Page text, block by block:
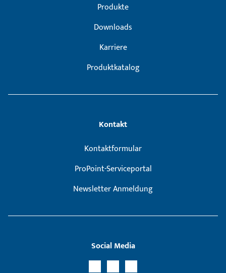
Produkte
Downloads
Karriere
Produktkatalog
Kontakt
Kontaktformular
ProPoint-Serviceportal
Newsletter Anmeldung
Social Media